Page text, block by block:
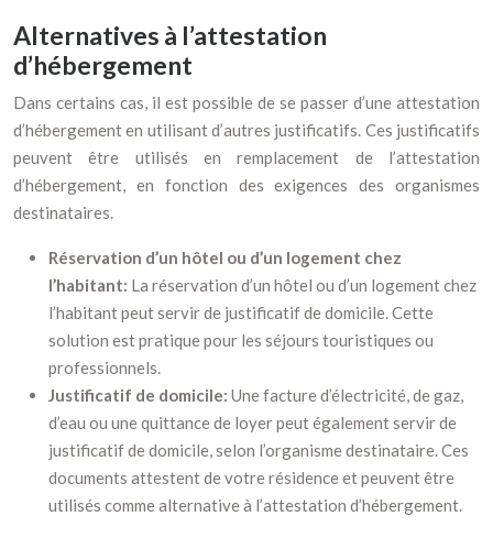
Alternatives à l’attestation
d’hébergement
Dans certains cas, il est possible de se passer d’une attestation
d’hébergement en utilisant d’autres justificatifs. Ces justificatifs
peuvent être utilisés en remplacement de l’attestation
d’hébergement, en fonction des exigences des organismes
destinataires.
Réservation d’un hôtel ou d’un logement chez
l’habitant: La réservation d’un hôtel ou d’un logement chez
l’habitant peut servir de justificatif de domicile. Cette
solution est pratique pour les séjours touristiques ou
professionnels.
Justificatif de domicile: Une facture d’électricité, de gaz,
d’eau ou une quittance de loyer peut également servir de
justificatif de domicile, selon l’organisme destinataire. Ces
documents attestent de votre résidence et peuvent être
utilisés comme alternative à l’attestation d’hébergement.